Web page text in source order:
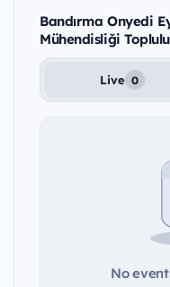
Bandırma Onyedi
Mühendisliği
Live 0
No